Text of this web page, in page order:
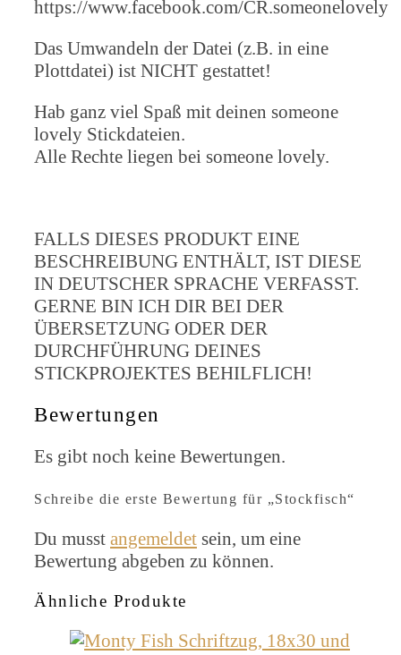
https://www.facebook.com/CR.someonelovely
Das Umwandeln der Datei (z.B. in eine
Plottdatei) ist NICHT gestattet!
Hab ganz viel Spaß mit deinen someone
lovely Stickdateien.
Alle Rechte liegen bei someone lovely.
FALLS DIESES PRODUKT EINE
BESCHREIBUNG ENTHÄLT, IST DIESE
IN DEUTSCHER SPRACHE VERFASST.
GERNE BIN ICH DIR BEI DER
ÜBERSETZUNG ODER DER
DURCHFÜHRUNG DEINES
STICKPROJEKTES BEHILFLICH!
Bewertungen
Es gibt noch keine Bewertungen.
Schreibe die erste Bewertung für „Stockfisch“
Du musst angemeldet sein, um eine
Bewertung abgeben zu können.
Ähnliche Produkte